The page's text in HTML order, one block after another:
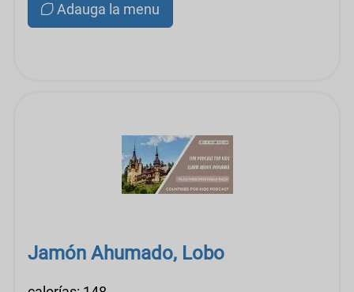
Adauga la menu
Jamón Ahumado, Lobo